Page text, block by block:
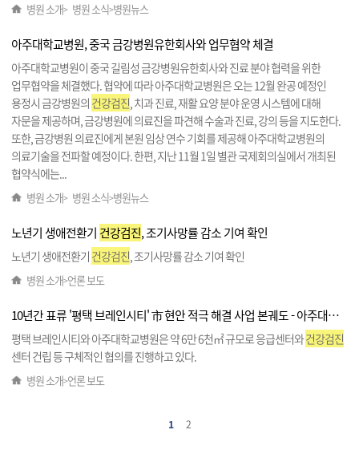
병원 소개> 병원 소식>병원뉴스
아주대학교병원, 중국 금강병원유한회사와 업무협약 체결
아주대학교병원이 중국 길림성 금강병원유한회사와 진료 분야 협력을 위한
업무협약을 체결했다. 협약에 따라 아주대학교병원은 오는 12월 완공 예정인
용정시 금강병원의 건강검진, 치과 진료, 재활 요양 분야 운영 시스템에 대해
자문을 제공하며, 금강병원에 의료진을 파견해 수술과 진료, 강의 등을 지도한다.
또한, 금강병원 의료진에게 본원 임상 연수 기회를 제공해 아주대학교병원의
의료기술을 전파할 예정이다. 한편, 지난 11월 1일 별관 국제회의실에서 개최된
협약식에는...
병원 소개> 병원 소식>병원뉴스
노년기 생애전환기 건강검진, 조기사망률 감소 기여 확인
노년기 생애전환기 건강검진, 조기사망률 감소 기여 확인
병원 소개>언론 보도
10년간 표류 '평택 브레인시티' 市 현안 적극 해결 사업 본궤도 - 아주대학교병원
평택 브레인시티와 아주대학교병원은 약 6만 6천㎡ 규모로 응급센터와건강검진
센터 건립 등 구체적인 협의를 진행하고 있다.
병원 소개>언론 보도
1 2